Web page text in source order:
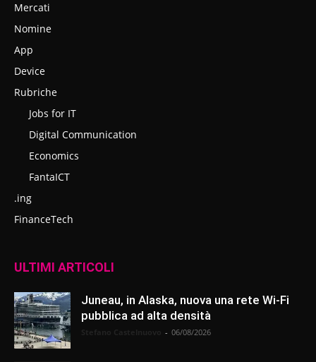
Mercati
Nomine
App
Device
Rubriche
Jobs for IT
Digital Communication
Economics
FantaICT
.ing
FinanceTech
ULTIMI ARTICOLI
Juneau, in Alaska, nuova una rete Wi-Fi
pubblica ad alta densità
- 06/08/2026